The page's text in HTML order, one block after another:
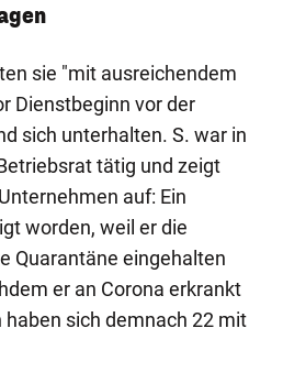
sie "mit ausreichendem
Dienstbeginn vor der
sich unterhalten. S. war in
tätig und zeigt
auf: Ein
worden, weil er die
Quarantäne eingehalten
er an Corona erkrankt
sich demnach 22 mit